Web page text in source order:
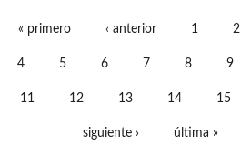
« primero ‹ anterior 1 2
4 5 6 7 8 9
11 12 13 14 15
siguiente › última »